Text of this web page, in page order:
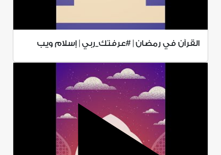
القرآن في رمضان | #عرفتك_ربي | إسلام ويب